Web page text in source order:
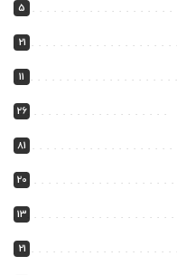
5
21
11
26
81
20
13
21